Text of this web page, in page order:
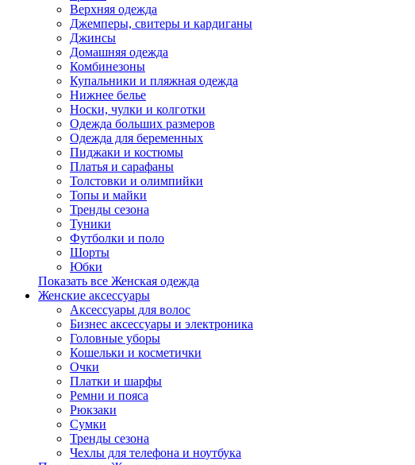
Верхняя одежда
Джемперы, свитеры и кардиганы
Джинсы
Домашняя одежда
Комбинезоны
Купальники и пляжная одежда
Нижнее белье
Носки, чулки и колготки
Одежда больших размеров
Одежда для беременных
Пиджаки и костюмы
Платья и сарафаны
Толстовки и олимпийки
Топы и майки
Тренды сезона
Туники
Футболки и поло
Шорты
Юбки
Показать все Женская одежда
Женские аксессуары
Аксессуары для волос
Бизнес аксессуары и электроника
Головные уборы
Кошельки и косметички
Очки
Платки и шарфы
Ремни и пояса
Рюкзаки
Сумки
Тренды сезона
Чехлы для телефона и ноутбука